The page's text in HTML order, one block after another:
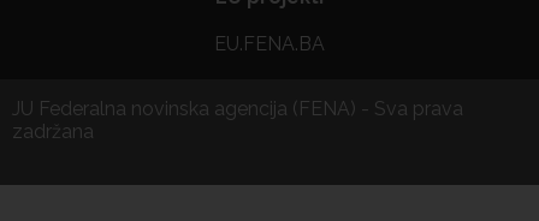
EU.FENA.BA
JU Federalna novinska agencija (FENA) - Sva prava
zadržana